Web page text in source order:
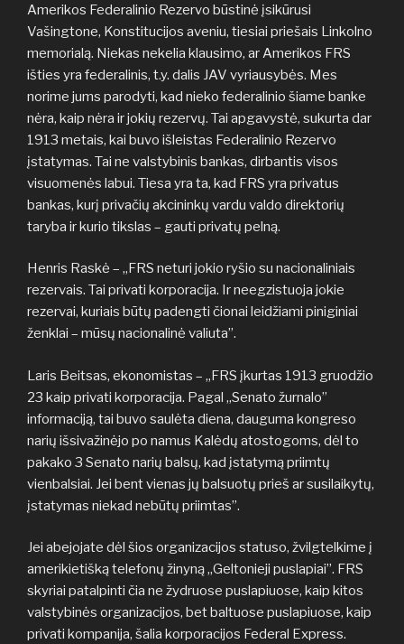
Amerikos Federalinio Rezervo būstinė įsikūrusi
Vašingtone, Konstitucijos aveniu, tiesiai priešais Linkolno
memorialą. Niekas nekelia klausimo, ar Amerikos FRS
išties yra federalinis, t.y. dalis JAV vyriausybės. Mes
norime jums parodyti, kad nieko federalinio šiame banke
nėra, kaip nėra ir jokių rezervų. Tai apgavystė, sukurta dar
1913 metais, kai buvo išleistas Federalinio Rezervo
įstatymas. Tai ne valstybinis bankas, dirbantis visos
visuomenės labui. Tiesa yra ta, kad FRS yra privatus
bankas, kurį privačių akcininkų vardu valdo direktorių
taryba ir kurio tikslas – gauti privatų pelną.
Henris Raskė – „FRS neturi jokio ryšio su nacionaliniais
rezervais. Tai privati korporacija. Ir neegzistuoja jokie
rezervai, kuriais būtų padengti čionai leidžiami piniginiai
ženklai – mūsų nacionalinė valiuta”.
Laris Beitsas, ekonomistas – „FRS įkurtas 1913 gruodžio
23 kaip privati korporacija. Pagal „Senato žurnalo”
informaciją, tai buvo saulėta diena, dauguma kongreso
narių išsivažinėjo po namus Kalėdų atostogoms, dėl to
pakako 3 Senato narių balsų, kad įstatymą priimtų
vienbalsiai. Jei bent vienas jų balsuotų prieš ar susilaikytų,
įstatymas niekad nebūtų priimtas”.
Jei abejojate dėl šios organizacijos statuso, žvilgtelkime į
amerikietišką telefonų žinyną „Geltonieji puslapiai”. FRS
skyriai patalpinti čia ne žydruose puslapiuose, kaip kitos
valstybinės organizacijos, bet baltuose puslapiuose, kaip
privati kompanija, šalia korporacijos Federal Express.